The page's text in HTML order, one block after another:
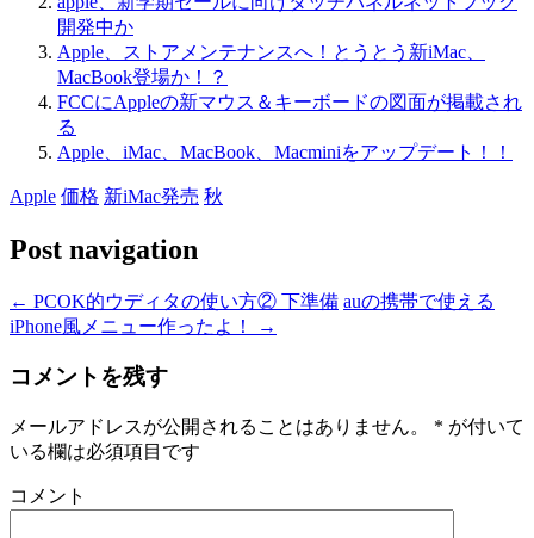
開発中か
Apple、ストアメンテナンスへ！とうとう新iMac、
MacBook登場か！？
FCCにAppleの新マウス＆キーボードの図面が掲載され
る
Apple、iMac、MacBook、Macminiをアップデート！！
Apple 価格 新iMac発売 秋
Post navigation
← PCOK的ウディタの使い方② 下準備 auの携帯で使える
iPhone風メニュー作ったよ！
→
コメントを残す
メールアドレスが公開されることはありません。 * が付いて
いる欄は必須項目です
コメント